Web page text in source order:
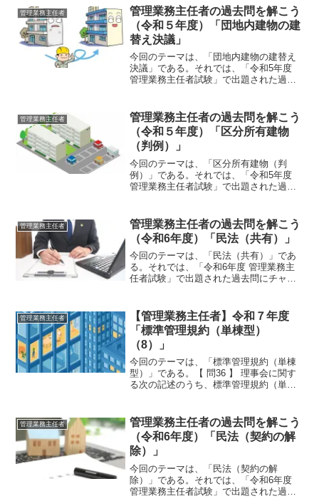
【問 21】 長期修繕計画作成ガイドラ
インに関する...
管理業務主任者
管理業務主任者の過去問を解こう
（令和５年度）「団地内建物の建
替え決議」
今回のテーマは、「団地内建物の建替え
決議」である。それでは、「令和5年度
管理業務主任者試験」で出題された過去
【問 33】 団地内建物の建替え決議に
関する次の記述のう...
管理業務主任者
管理業務主任者の過去問を解こう
（令和５年度）「区分所有建物
（判例）」
今回のテーマは、「区分所有建物（判
例）」である。それでは、「令和5年度
管理業務主任者試験」で出題された過去
【問 38】 マンションの分譲業者が、
区分所有者に対して、...
管理業務主任者
管理業務主任者の過去問を解こう
（令和6年度）「民法（共有）」
今回のテーマは、「民法（共有）」であ
る。それでは、「令和6年度 管理業務主
任者試験」で出題された過去問にチャレ
に関する次の記述のうち、民法の規定に
よれば、最も不適...
管理業務主任者
【管理業務主任者】令和７年度
「標準管理規約（単棟型）
（8）」
今回のテーマは、「標準管理規約（単棟
型）」である。【 問36 】 理事会に関す
る次の記述のうち、標準管理規約（単棟
テム等を用いて開催する会議を含む。）
は、理事の半数以上...
管理業務主任者
管理業務主任者の過去問を解こう
（令和6年度）「民法（契約の解
除）」
今回のテーマは、「民法（契約の解
除）」である。それでは、「令和6年度
管理業務主任者試験」で出題された過去